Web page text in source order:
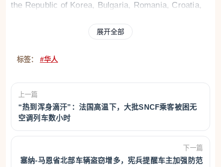
the Republic of Korea, Bulgaria, Romania, Croatia,
Latvia, Japan, Brazil, Argentina, Chile, Peru，
visa requirement if coming to China for the purpose
of business, tourism, family or friends visits,
exchange and transit. They can stay in China for no
more than 30 days without a visa.
问：单方面免签政策是否有施行期限？
展开全部
标签： #华人
上一篇
“热到浑身滴汗”：法国高温下，大批SNCF乘客被困无
空调列车数小时
下一篇
塞纳-马恩省北部车辆盗窃增多，宪兵提醒车主加强防范